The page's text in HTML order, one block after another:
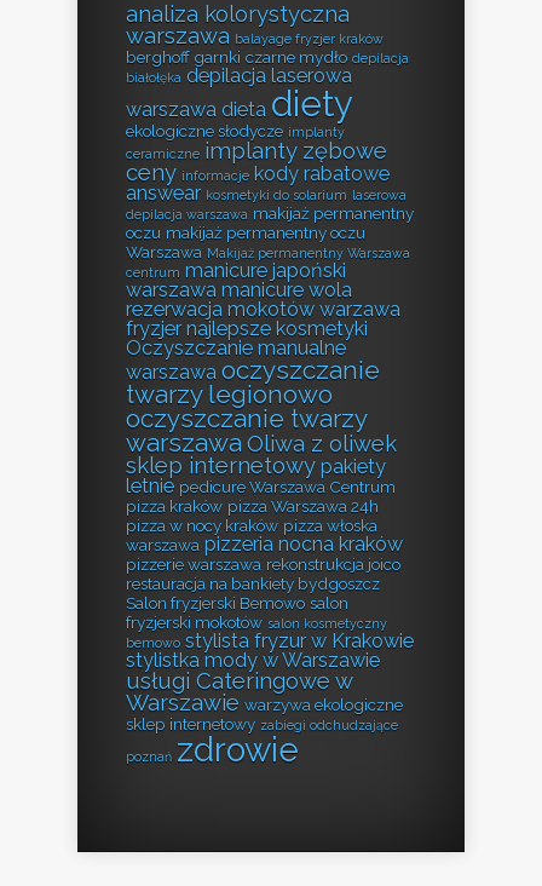
analiza kolorystyczna
warszawa balayage fryzjer kraków
berghoff garnki czarne mydło depilacja
białołęka depilacja laserowa
warszawa dieta diety
ekologiczne słodycze implanty
ceramiczne implanty zębowe
ceny informacje kody rabatowe
answear kosmetyki do solarium laserowa
depilacja warszawa makijaż permanentny
oczu makijaż permanentny oczu
Warszawa Makijaż permanentny Warszawa
centrum manicure japoński
warszawa manicure wola
rezerwacja mokotów warzawa
fryzjer najlepsze kosmetyki
Oczyszczanie manualne
warszawa oczyszczanie
twarzy legionowo
oczyszczanie twarzy
warszawa Oliwa z oliwek
sklep internetowy pakiety
letnie pedicure Warszawa Centrum
pizza kraków pizza Warszawa 24h
pizza w nocy kraków pizza włoska
warszawa pizzeria nocna kraków
pizzerie warszawa rekonstrukcja joico
restauracja na bankiety bydgoszcz
Salon fryzjerski Bemowo salon
fryzjerski mokotów salon kosmetyczny
bemowo stylista fryzur w Krakowie
stylistka mody w Warszawie
usługi Cateringowe w
Warszawie warzywa ekologiczne
sklep internetowy zabiegi odchudzające
poznań zdrowie